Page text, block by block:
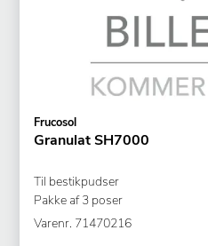
Frucosol
Granulat SH7000
Til bestikpudser
Pakke af 3 poser
Varenr. 71470216